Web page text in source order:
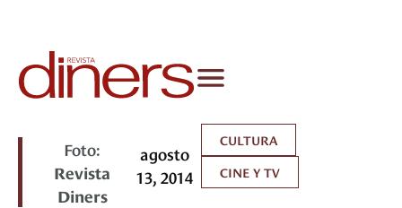
Foto:
Revista
Diners
agosto
13, 2014
CULTURA
CINE Y TV